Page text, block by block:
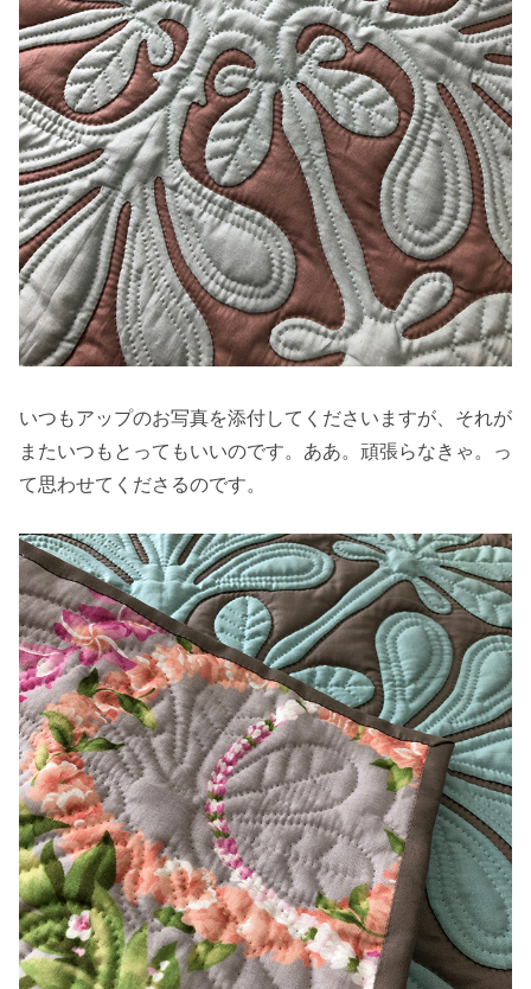
いつもアップのお写真を添付してくださいますが、それが
またいつもとってもいいのです。ああ。頑張らなきゃ。っ
て思わせてくださるのです。